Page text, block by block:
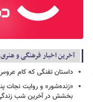
آخرین اخبار فرهنگی و هنری
داستان تفنگی که کام
«زنده‌شور» و روایت نجات
بخشش در آخرین شب